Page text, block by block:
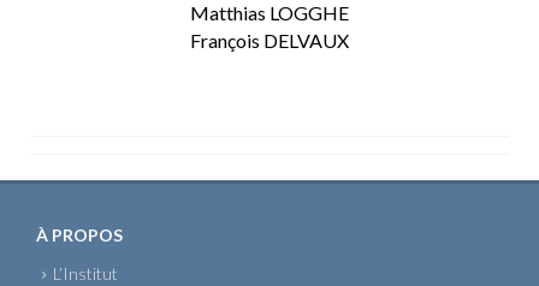
Matthias LOGGHE
François DELVAUX
À PROPOS
L’Institut